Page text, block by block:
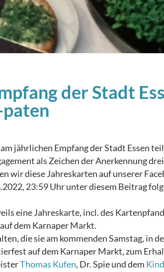
der Stadt
jährlichen Empfang der Stadt Essen
als Zeichen der Anerkennung
wir diese Jahreskarten auf unserer
23:59 Uhr unter diesem Beitrag
eine Jahreskarte, incl. des
dem Karnaper Markt.
die sie am kommenden Samstag, in
auf dem Karnaper Markt, zum
Thomas Kufen, Dr. Spie und dem